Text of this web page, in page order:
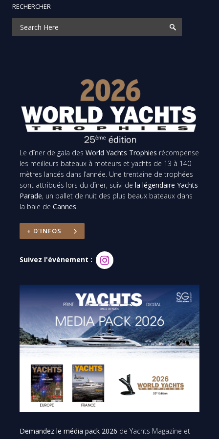
RECHERCHER
Le dîner de gala des World Yachts Trophies récompense
les meilleurs bateaux à moteurs et yachts de 13 à 140
mètres lancés dans l’année. Une trentaine de trophées
sont attribués lors du dîner, suivi de la légendaire Yachts
Parade, un ballet de nuit des plus beaux bateaux dans
la baie de Cannes.
+ D'INFOS
Suivez l'évènement :
Demandez le média pack 2026 de Yachts Magazine et